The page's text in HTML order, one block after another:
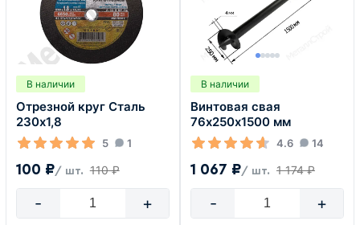
В наличии
Отрезной круг Сталь
230х1,8
5 1
100 ₽/ шт. 110 ₽
- +
В наличии
Винтовая свая
76х250х1500 мм
4.6 14
1 067 ₽/ шт. 1 174 ₽
- +